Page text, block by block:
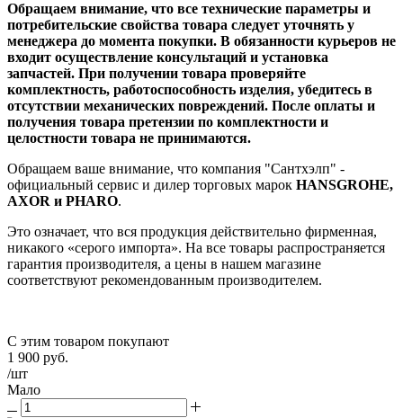
Обращаем внимание, что все технические параметры и
потребительские свойства товара следует уточнять у
менеджера до момента покупки. В обязанности курьеров не
входит осуществление консультаций и установка
запчастей. При получении товара проверяйте
комплектность, работоспособность изделия, убедитесь в
отсутствии механических повреждений. После оплаты и
получения товара претензии по комплектности и
целостности товара не принимаются.
Обращаем ваше внимание, что компания "Сантхэлп" -
официальный сервис и дилер торговых марок HANSGROHE,
AXOR и PHARO.
Это означает, что вся продукция действительно фирменная,
никакого «серого импорта». На все товары распространяется
гарантия производителя, а цены в нашем магазине
соответствуют рекомендованным производителем.
С этим товаром покупают
1 900 руб.
/шт
Мало